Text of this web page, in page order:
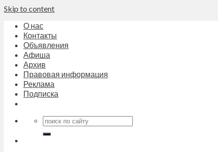
Skip to content
О нас
Контакты
Объявления
Афиша
Архив
Правовая информация
Реклама
Подписка